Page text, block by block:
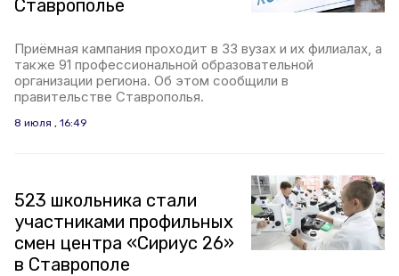
Ставрополье
Приёмная кампания проходит в 33 вузах и их филиалах, а
также 91 профессиональной образовательной
организации региона. Об этом сообщили в
правительстве Ставрополья.
8 июля , 16:49
523 школьника стали
участниками профильных
смен центра «Сириус 26»
в Ставрополе